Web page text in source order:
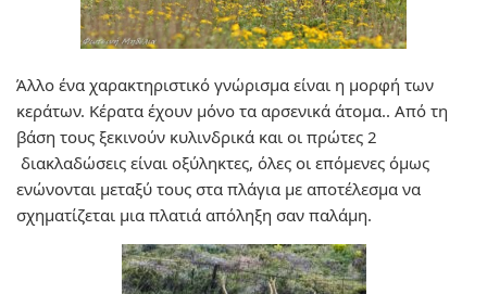
Άλλο ένα χαρακτηριστικό γνώρισμα είναι η μορφή των
κεράτων. Κέρατα έχουν μόνο τα αρσενικά άτομα.. Από τη
βάση τους ξεκινούν κυλινδρικά και οι πρώτες 2
διακλαδώσεις είναι οξύληκτες, όλες οι επόμενες όμως
ενώνονται μεταξύ τους στα πλάγια με αποτέλεσμα να
σχηματίζεται μια πλατιά απόληξη σαν παλάμη.